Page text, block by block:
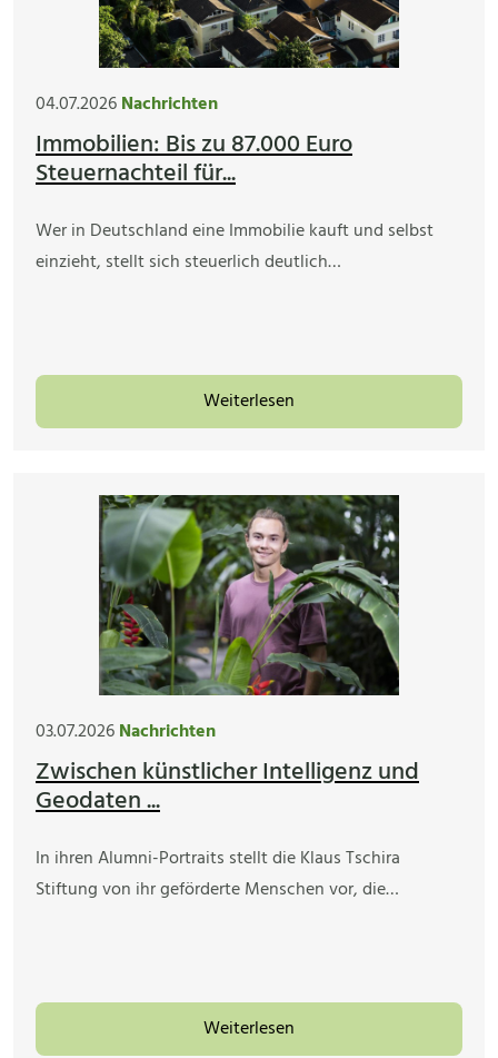
04.07.2026Nachrichten
Immobilien: Bis zu 87.000 Euro
Steuernachteil für...
Wer in Deutschland eine Immobilie kauft und selbst
einzieht, stellt sich steuerlich deutlich…
Weiterlesen
03.07.2026Nachrichten
Zwischen künstlicher Intelligenz und
Geodaten ...
In ihren Alumni-Portraits stellt die Klaus Tschira
Stiftung von ihr geförderte Menschen vor, die…
Weiterlesen